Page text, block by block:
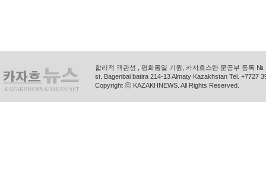
합리적 객관성 , 평화통일 기원, 카자흐스탄 문공부 등록
st. Bagenbai batira 214-13 Almaty Kazakhstan Tel. +7727
Copyright ⓒ KAZAKHNEWS. All Rights Reserved.